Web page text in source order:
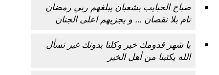
صباح الحبايب بشعبان يبلغهم ربيرمضان
تام بلا نقصان … و يجزيهم اعلى الجنان
يا شهر قدومك خير وكلنا بدونك غير نسأل
الله يكتبنا من أهل الخير